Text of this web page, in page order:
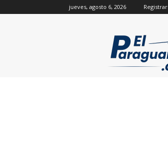
jueves, agosto 6, 2026